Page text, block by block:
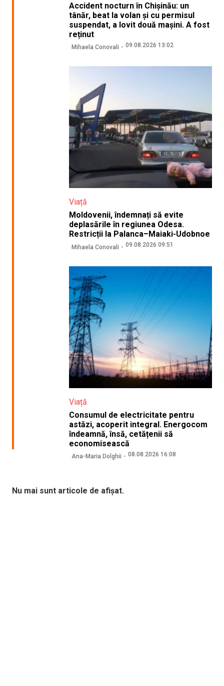
Accident nocturn în Chișinău: un
tânăr, beat la volan și cu permisul
suspendat, a lovit două mașini. A fost
reținut
Mihaela Conovali 09.08.2026 13:02
Viață
Moldovenii, îndemnați să evite
deplasările în regiunea Odesa.
Restricții la Palanca–Maiaki-Udobnoe
Mihaela Conovali 09.08.2026 09:51
Viață
Consumul de electricitate pentru
astăzi, acoperit integral. Energocom
îndeamnă, însă, cetățenii să
economisească
Ana-Maria Dolghii 08.08.2026 16:08
Nu mai sunt articole de afișat.